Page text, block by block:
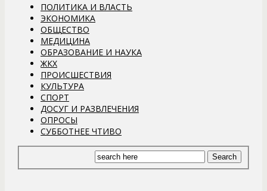
ПОЛИТИКА И ВЛАСТЬ
ЭКОНОМИКА
ОБЩЕСТВО
МЕДИЦИНА
ОБРАЗОВАНИЕ И НАУКА
ЖКХ
ПРОИСШЕСТВИЯ
КУЛЬТУРА
СПОРТ
ДОСУГ И РАЗВЛЕЧЕНИЯ
ОПРОСЫ
СУББОТНЕЕ ЧТИВО